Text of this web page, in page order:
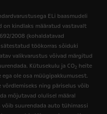
ELi baasmudeli
on kindlaks määratud vastavalt
2008 (kohaldatavad
töökorras sõiduki
valikvarustus võivad märgitud
Kütusekulu ja CO2 heite
ole osa müügipakkumusest.
ning päriselus võib
mõjutavad olulisel määral
suurendada auto tühimassi